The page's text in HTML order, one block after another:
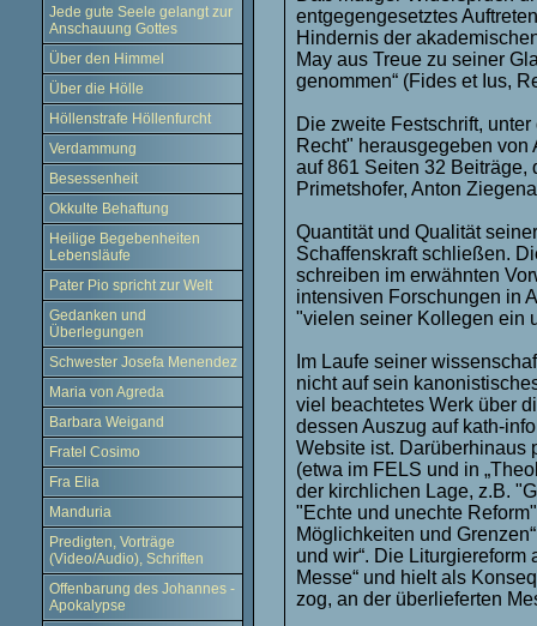
Jede gute Seele gelangt zur
Anschauung Gottes
Über den Himmel
Über die Hölle
Höllenstrafe Höllenfurcht
Verdammung
Besessenheit
Okkulte Behaftung
Heilige Begebenheiten
Lebensläufe
Pater Pio spricht zur Welt
Gedanken und
Überlegungen
Schwester Josefa Menendez
Maria von Agreda
Barbara Weigand
Fratel Cosimo
Fra Elia
Manduria
Predigten, Vorträge
(Video/Audio), Schriften
Offenbarung des Johannes -
Apokalypse
entgegengesetztes
Hindernis der
May aus Treue zu seiner
genommen“ (Fides et Ius,
Die zweite Festschrift,
Recht" herausgegeben
auf 861 Seiten 32 Beiträge,
Primetshofer, Anton
Quantität und Qualität
Schaffenskraft schließen.
schreiben im erwähnten
intensiven Forschungen in
"vielen seiner Kollegen ein
Im Laufe seiner
nicht auf sein
viel beachtetes Werk über
dessen Auszug auf kath-
Website ist. Darüberhinaus
(etwa im FELS und in
der kirchlichen Lage, z.B.
"Echte und unechte
Möglichkeiten und
und wir“. Die Liturgiereform
Messe“ und hielt als
zog, an der überlieferten